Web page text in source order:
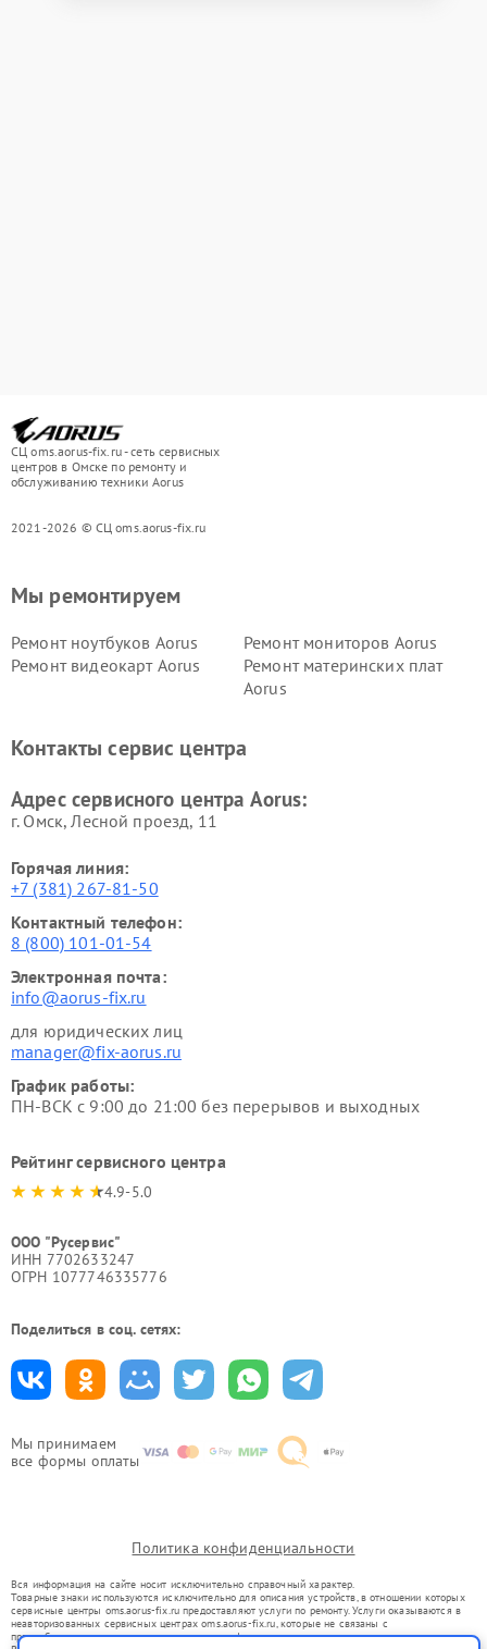
СЦ oms.aorus-fix.ru - сеть сервисных
центров в Омске по ремонту и
обслуживанию техники Aorus
2021-2026 © СЦ oms.aorus-fix.ru
Мы принимаем
все формы оплаты
Мы ремонтируем
Ремонт ноутбуков Aorus
Ремонт мониторов Aorus
Ремонт видеокарт Aorus
Ремонт материнских плат
Aorus
Контакты сервис центра
Адрес сервисного центра Aorus:
г. Омск, ​Лесной проезд, 11
Горячая линия:
+7 (381) 267-81-50
Контактный телефон:
8 (800) 101-01-54
Электронная почта:
info@aorus-fix.ru
для юридических лиц
manager@fix-aorus.ru
График работы:
ПН-ВСК с 9:00 до 21:00 без перерывов и выходных
Рейтинг сервисного центра
4.9-5.0
ООО "Русервис"
ИНН 7702633247
ОГРН 1077746335776
Поделиться в соц. сетях:
Политика конфиденциальности
Вся информация на сайте носит исключительно справочный характер.
Товарные знаки используются исключительно для описания устройств, в отношении которых
сервисные центры oms.aorus-fix.ru предоставляют услуги по ремонту. Услуги оказываются в
неавторизованных сервисных центрах oms.aorus-fix.ru, которые не связаны с
правообладателями товарных знаков или их официальными представителями.